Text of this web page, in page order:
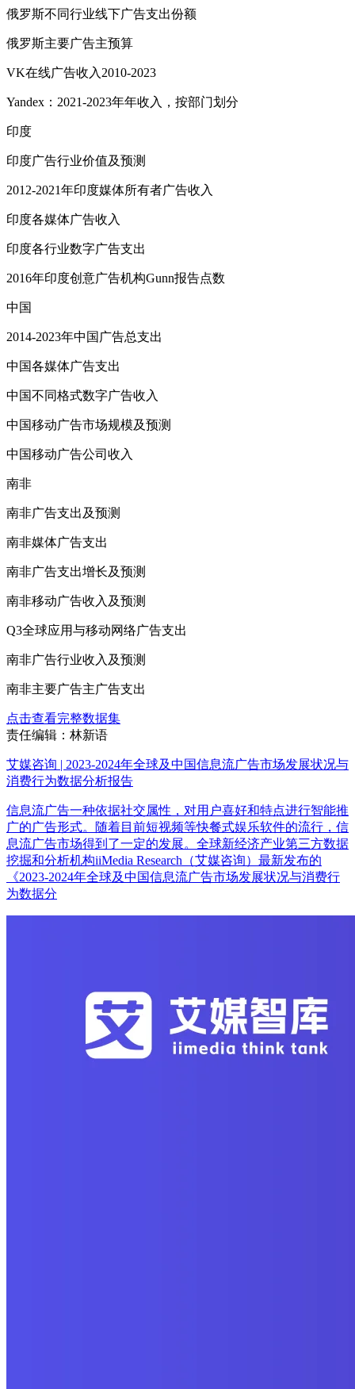
俄罗斯不同行业线下广告支出份额
俄罗斯主要广告主预算
VK在线广告收入2010-2023
Yandex：2021-2023年年收入，按部门划分
印度
印度广告行业价值及预测
2012-2021年印度媒体所有者广告收入
印度各媒体广告收入
印度各行业数字广告支出
2016年印度创意广告机构Gunn报告点数
中国
2014-2023年中国广告总支出
中国各媒体广告支出
中国不同格式数字广告收入
中国移动广告市场规模及预测
中国移动广告公司收入
南非
南非广告支出及预测
南非媒体广告支出
南非广告支出增长及预测
南非移动广告收入及预测
Q3全球应用与移动网络广告支出
南非广告行业收入及预测
南非主要广告主广告支出
点击查看完整数据集
责任编辑：林新语
艾媒咨询 | 2023-2024年全球及中国信息流广告市场发展状况与
消费行为数据分析报告
信息流广告一种依据社交属性，对用户喜好和特点进行智能推
广的广告形式。随着目前短视频等快餐式娱乐软件的流行，信
息流广告市场得到了一定的发展。全球新经济产业第三方数据
挖掘和分析机构iiMedia Research（艾媒咨询）最新发布的
《2023-2024年全球及中国信息流广告市场发展状况与消费行
为数据分